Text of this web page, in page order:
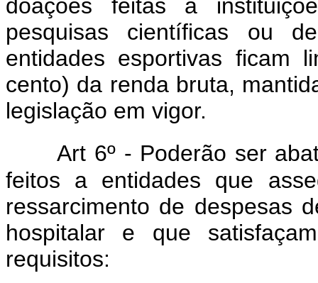
doações feitas a
pesquisas científicas ou
entidades esportivas ficam
cento) da renda bruta,
legislação em vigor.
Art 6º - Poderão ser
feitos a entidades que
ressarcimento de despesas
hospitalar e que
requisitos: